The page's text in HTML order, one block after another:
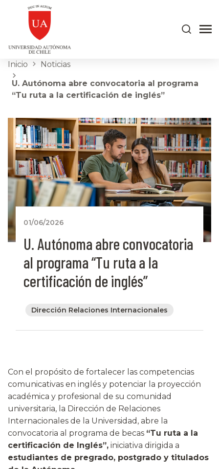
Inicio Noticias
U. Autónoma abre convocatoria al programa
“Tu ruta a la certificación de inglés”
01/06/2026
U. Autónoma abre convocatoria
al programa “Tu ruta a la
certificación de inglés”
Dirección Relaciones Internacionales
Con el propósito de fortalecer las competencias
comunicativas en inglés y potenciar la proyección
académica y profesional de su comunidad
universitaria, la Dirección de Relaciones
Internacionales de la Universidad, abre la
convocatoria al programa de becas “Tu ruta a la
certificación de Inglés”, iniciativa dirigida a
estudiantes de pregrado, postgrado y titulados